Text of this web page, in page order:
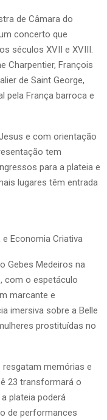
de Câmara do
concerto que
séculos XVII e XVIII.
Charpentier, François
de Saint George,
pela França barroca e
e com orientação
tem
para a plateia e
lugares têm entrada
Economia Criativa
Gebes Medeiros na
com o espetáculo
marcante e
imersiva sobre a Belle
prostituídas no
memórias e
23 transformará o
plateia poderá
de performances